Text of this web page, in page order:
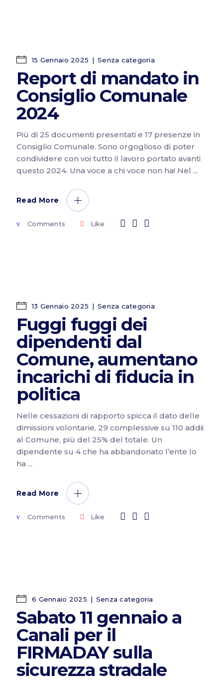
15 Gennaio 2025 Senza categoria
Report di mandato in
Consiglio Comunale
2024
Più di 25 documenti presentati e 17 presenze in
Consiglio Comunale. Sono orgoglioso di poter
condividere con voi tutto il lavoro portato avanti
questo 2024. Una voce a chi voce non ha! Nel
Read More
Comments Like
13 Gennaio 2025 Senza categoria
Fuggi fuggi dei
dipendenti dal
Comune, aumentano
incarichi di fiducia in
politica
Nelle cessazioni di rapporto spicca il dato delle
dimissioni volontarie, 29 complessive su 110 addii
al Comune, più del 25% del totale. Un
dipendente su 4 che ha abbandonato l’ente lo
ha
Read More
Comments Like
6 Gennaio 2025 Senza categoria
Sabato 11 gennaio a
Canali per il
FIRMADAY sulla
sicurezza stradale